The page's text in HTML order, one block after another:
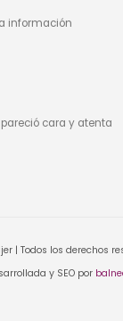
información
cara y atenta
| Todos los derechos
y SEO por